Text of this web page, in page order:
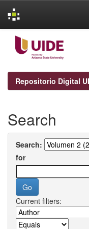
navigation
Repositorio Digital
Search
Search:
for
Current filters: